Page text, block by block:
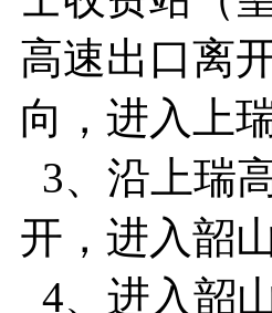
高速出口离
向，进入上
3、沿上瑞
开，进入韶
4、进入韶